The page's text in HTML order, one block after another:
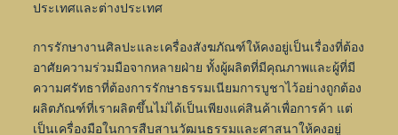
ประเทศและต่างประเทศ
การรักษางานศิลปะและเครื่องสังฆภัณฑ์ให้คงอยู่เป็นเรื่องที่ต้อง
อาศัยความร่วมมือจากหลายฝ่าย ทั้งผู้ผลิตที่มีคุณภาพและผู้ที่มี
ความศรัทธาที่ต้องการรักษาธรรมเนียมการบูชาไว้อย่างถูกต้อง
ผลิตภัณฑ์ที่เราผลิตขึ้นไม่ได้เป็นเพียงแค่สินค้าเพื่อการค้า แต่
เป็นเครื่องมือในการสืบสานวัฒนธรรมและศาสนาให้คงอยู่